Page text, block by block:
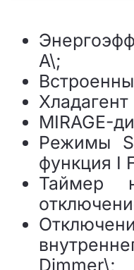
А\;
Хладагент
MIRAGE-
Режимы
функция I
Таймер
Dimmer\;